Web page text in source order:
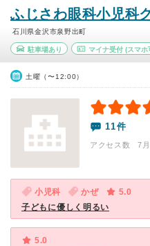
ふじさわ眼科小児科
石川県金沢市泉野出町
駐車場あり マイナ受付(スマホ
土曜（〜12:00）
11件
アクセス数 7
小児科 かぜ
5.0
子どもに優しく明るい
5.0